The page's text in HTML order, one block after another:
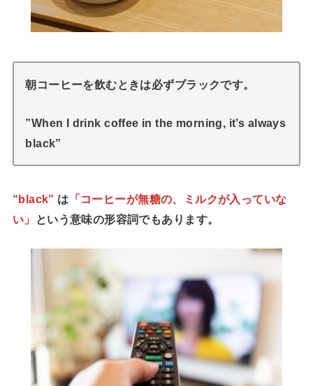
朝コーヒーを飲むときは必ずブラックです。
”When I drink coffee in the morning, it’s always
black”
“black” は 「コーヒーが無糖の、ミルクが入っていな
い」
という意味の形容詞でもあります。